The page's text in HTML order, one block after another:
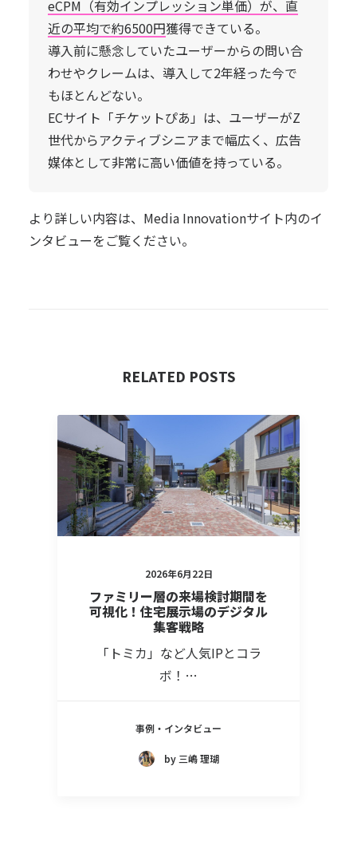
eCPM（有効インプレッション単価）が、直
近の平均で約6500円獲得できている。
導入前に懸念していたユーザーからの問い合
わせやクレームは、導入して2年経った今で
もほとんどない。
ECサイト「チケットぴあ」は、ユーザーがZ
世代からアクティブシニアまで幅広く、広告
媒体として非常に高い価値を持っている。
より詳しい内容は、Media Innovationサイト内のイ
ンタビューをご覧ください。
RELATED POSTS
2026年6月22日
ファミリー層の来場検討期間を
可視化！住宅展示場のデジタル
集客戦略
「トミカ」など人気IPとコラ
ボ！…
事例・インタビュー
by 三嶋 理瑚